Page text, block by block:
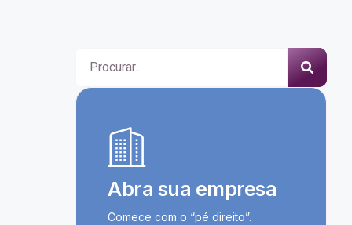
Abra sua empresa
Comece com o “pé direito”.